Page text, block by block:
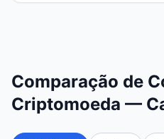
Comparação de
Criptomoeda —